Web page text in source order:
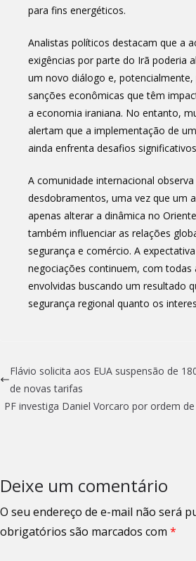
para fins energéticos.
Analistas políticos destacam que a
exigências por parte do Irã poderia
um novo diálogo e, potencialmente,
sanções econômicas que têm
a economia iraniana. No entanto,
alertam que a implementação de
ainda enfrenta desafios
A comunidade internacional
desdobramentos, uma vez que um
apenas alterar a dinâmica no
também influenciar as relações
segurança e comércio. A
negociações continuem, com todas
envolvidas buscando um resultado
segurança regional quanto os
Flávio solicita aos EUA suspensão de
de novas tarifas
PF investiga Daniel Vorcaro por ordem
Deixe um comentário
O seu endereço de e-mail não será
obrigatórios são marcados com *